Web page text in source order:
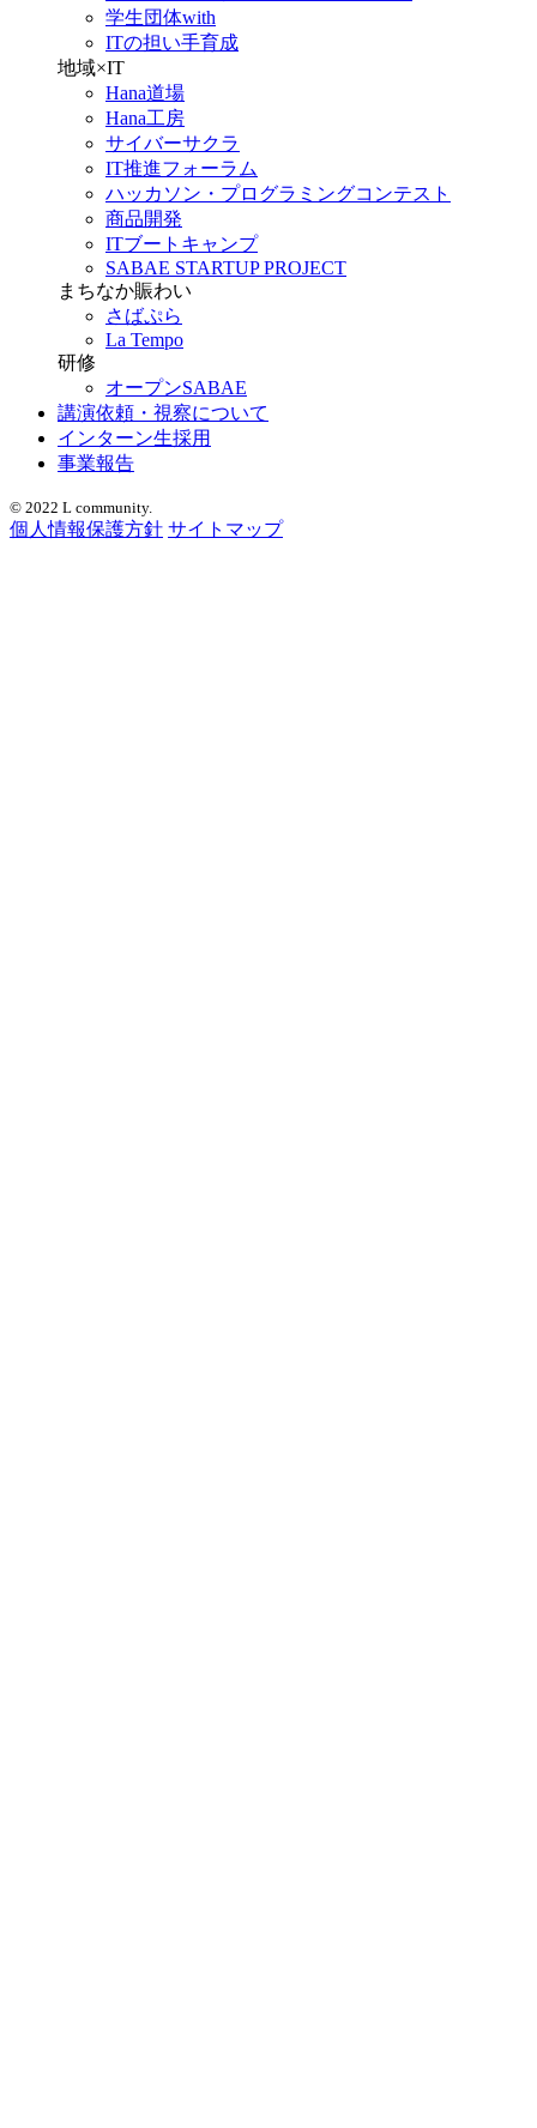
学生団体with
ITの担い手育成
地域×IT
Hana道場
Hana工房
サイバーサクラ
IT推進フォーラム
ハッカソン・プログラミングコンテスト
商品開発
ITブートキャンプ
SABAE STARTUP PROJECT
まちなか賑わい
さばぷら
La Tempo
研修
オープンSABAE
講演依頼・視察について
インターン生採用
事業報告
© 2022 L community.
個人情報保護方針 サイトマップ